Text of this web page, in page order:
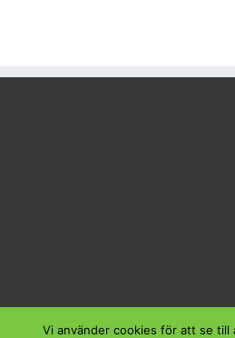
Vi använder cookies för att se till